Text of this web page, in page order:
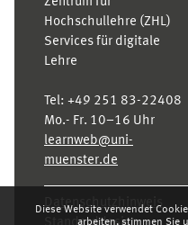
Diese Website verwendet
arbeiten, stimmen Sie
Hochschullehre (ZHL)
Services für digitale
Lehre
Tel: +49 251 83-22408
Mo.- Fr. 10–16 Uhr
learnweb@uni-
muenster.de
Datenschutzhinweis